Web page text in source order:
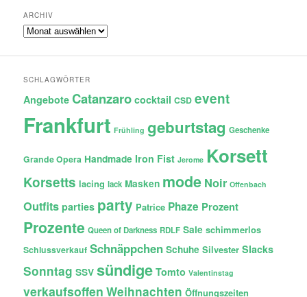
ARCHIV
Archiv
SCHLAGWÖRTER
Angebote Catanzaro cocktail CSD event
Frankfurt Frühling geburtstag Geschenke
Grande Opera Handmade Iron Fist Jerome Korsett
Korsetts lacing lack Masken mode Noir Offenbach
Outfits parties party Patrice Phaze Prozent
Prozente Queen of Darkness RDLF Sale schimmerlos
Schlussverkauf Schnäppchen Schuhe Silvester Slacks
Sonntag SSV sündige Tomto Valentinstag
verkaufsoffen Weihnachten Öffnungszeiten